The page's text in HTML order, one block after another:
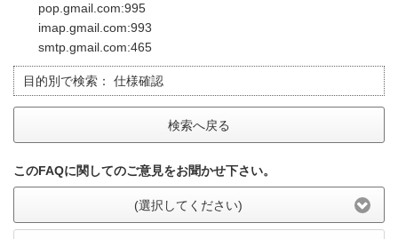
pop.gmail.com:995
imap.gmail.com:993
smtp.gmail.com:465
目的別で検索： 仕様確認
検索へ戻る
このFAQに関してのご意見をお聞かせ下さい。
(選択してください)